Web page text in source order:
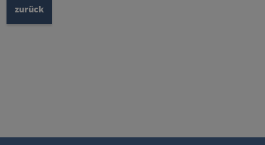
zurück